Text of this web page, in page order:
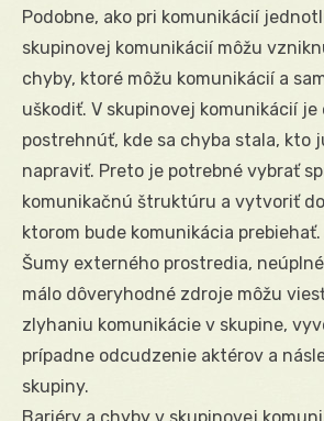
Podobne, ako pri komunikácií
skupinovej komunikácií môžu
chyby, ktoré môžu komunikácií a
uškodiť. V skupinovej komunikácií je
postrehnúť, kde sa chyba stala, kto
napraviť. Preto je potrebné vybrať
komunikačnú štruktúru a vytvoriť
ktorom bude komunikácia prebiehať.
Šumy externého prostredia,
málo dôveryhodné zdroje môžu
zlyhaniu komunikácie v skupine,
prípadne odcudzenie aktérov a
skupiny.